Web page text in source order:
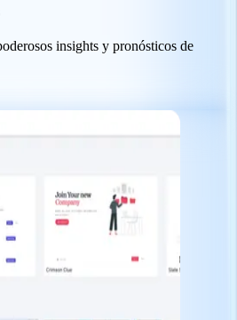
insights y pronósticos de